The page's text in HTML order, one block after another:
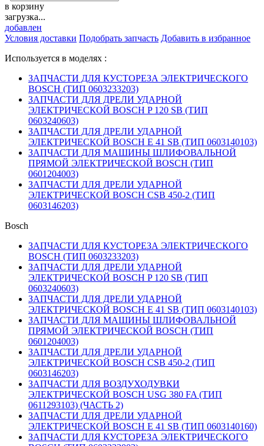
в корзину
загрузка...
добавлен
Условия доставки Подобрать запчасть Добавить в избранное
Используется в моделях :
ЗАПЧАСТИ ДЛЯ КУСТОРЕЗА ЭЛЕКТРИЧЕСКОГО
BOSCH (ТИП 0603233203)
ЗАПЧАСТИ ДЛЯ ДРЕЛИ УДАРНОЙ
ЭЛЕКТРИЧЕСКОЙ BOSCH P 120 SB (ТИП
0603240603)
ЗАПЧАСТИ ДЛЯ ДРЕЛИ УДАРНОЙ
ЭЛЕКТРИЧЕСКОЙ BOSCH E 41 SB (ТИП 0603140103)
ЗАПЧАСТИ ДЛЯ МАШИНЫ ШЛИФОВАЛЬНОЙ
ПРЯМОЙ ЭЛЕКТРИЧЕСКОЙ BOSCH (ТИП
0601204003)
ЗАПЧАСТИ ДЛЯ ДРЕЛИ УДАРНОЙ
ЭЛЕКТРИЧЕСКОЙ BOSCH CSB 450-2 (ТИП
0603146203)
Bosch
ЗАПЧАСТИ ДЛЯ КУСТОРЕЗА ЭЛЕКТРИЧЕСКОГО
BOSCH (ТИП 0603233203)
ЗАПЧАСТИ ДЛЯ ДРЕЛИ УДАРНОЙ
ЭЛЕКТРИЧЕСКОЙ BOSCH P 120 SB (ТИП
0603240603)
ЗАПЧАСТИ ДЛЯ ДРЕЛИ УДАРНОЙ
ЭЛЕКТРИЧЕСКОЙ BOSCH E 41 SB (ТИП 0603140103)
ЗАПЧАСТИ ДЛЯ МАШИНЫ ШЛИФОВАЛЬНОЙ
ПРЯМОЙ ЭЛЕКТРИЧЕСКОЙ BOSCH (ТИП
0601204003)
ЗАПЧАСТИ ДЛЯ ДРЕЛИ УДАРНОЙ
ЭЛЕКТРИЧЕСКОЙ BOSCH CSB 450-2 (ТИП
0603146203)
ЗАПЧАСТИ ДЛЯ ВОЗДУХОДУВКИ
ЭЛЕКТРИЧЕСКОЙ BOSCH USG 380 FA (ТИП
0611293103) (ЧАСТЬ 2)
ЗАПЧАСТИ ДЛЯ ДРЕЛИ УДАРНОЙ
ЭЛЕКТРИЧЕСКОЙ BOSCH E 41 SB (ТИП 0603140160)
ЗАПЧАСТИ ДЛЯ КУСТОРЕЗА ЭЛЕКТРИЧЕСКОГО